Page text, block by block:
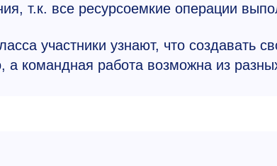
т.к. все ресурсоемкие операции
участники узнают, что создавать
а командная работа возможна из